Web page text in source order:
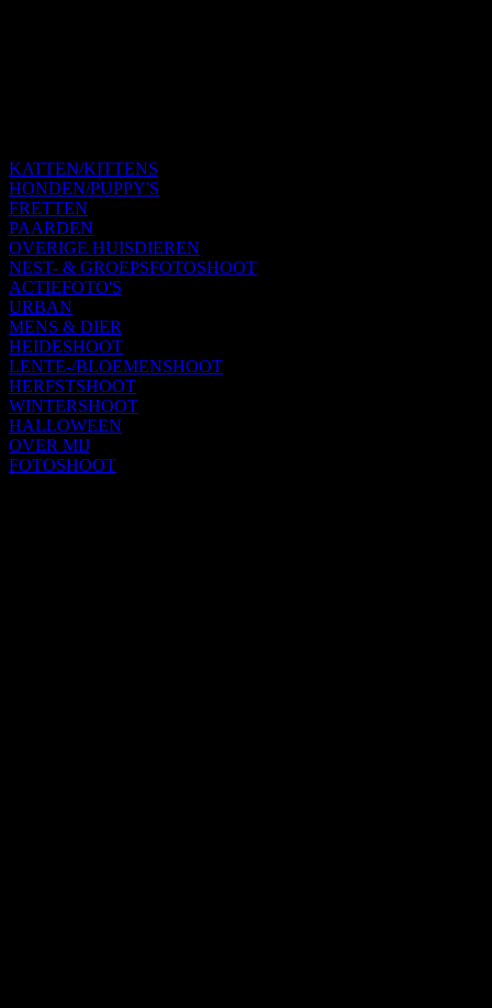
KATTEN/KITTENS
HONDEN/PUPPY'S
FRETTEN
PAARDEN
OVERIGE HUISDIEREN
NEST- & GROEPSFOTOSHOOT
ACTIEFOTO'S
URBAN
MENS & DIER
HEIDESHOOT
LENTE-/BLOEMENSHOOT
HERFSTSHOOT
WINTERSHOOT
HALLOWEEN
OVER MIJ
FOTOSHOOT